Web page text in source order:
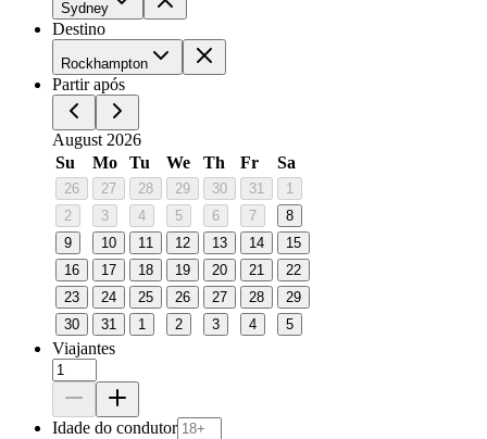
Sydney
Destino
Rockhampton
Partir após
August 2026
Su
Mo Tu We Th Fr Sa
26 27 28 29 30 31
1
2
3 4 5 6 7
8
9
10 11 12 13 14
15
16
17 18 19 20 21
22
23
24 25 26 27 28
29
30
31 1 2 3 4 5
Viajantes
Idade do condutor